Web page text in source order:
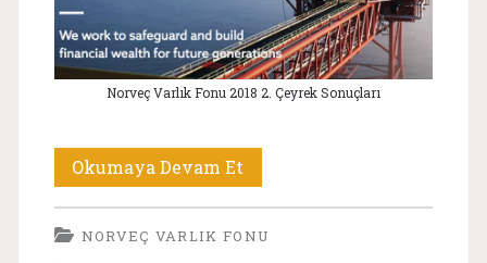
Norveç Varlık Fonu 2018 2. Çeyrek Sonuçları
Okumaya Devam Et
Varlık
Fonu
NORVEÇ VARLIK FONU